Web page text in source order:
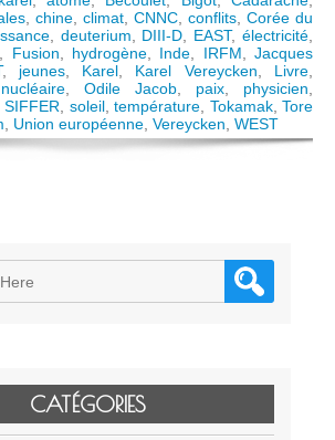
Bécoulet:
la
Science,
puissant
vecteur
de
entre
, chine, climat, CNNC, conflits, Corée du
, deuterium, DIII-D, EAST,électricité,
, Fusion, hydrogène, Inde, IRFM,Jacques
, jeunes, Karel, Karel Vereycken, Livre,
nucléaire, Odile Jacob, paix, physicien,
SIFFER, soleil, température, Tokamak, Tore
, Union européenne, Vereycken, WEST
CATÉGORIES